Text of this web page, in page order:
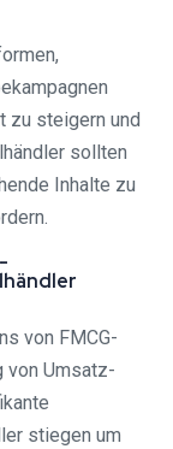
zu steigern und
sollten
Inhalte zu
von FMCG-
von Umsatz-
stiegen um